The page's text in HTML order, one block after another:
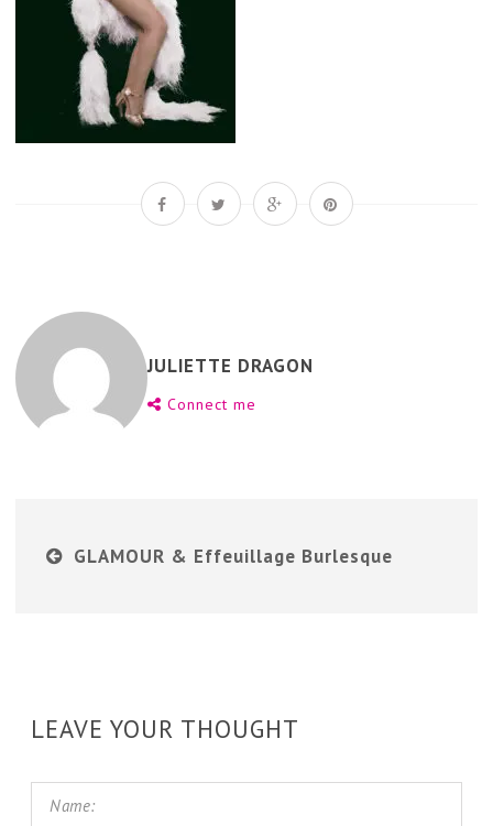
JULIETTE DRAGON
Connect me
GLAMOUR & Effeuillage Burlesque
LEAVE YOUR THOUGHT